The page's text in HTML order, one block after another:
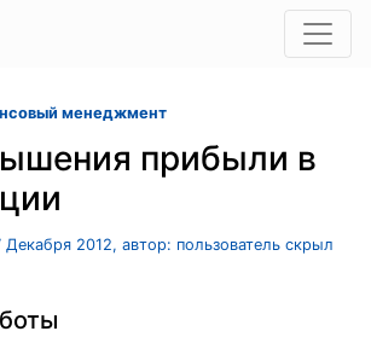
менеджмент
прибыли в
Декабря 2012, автор: пользователь скрыл